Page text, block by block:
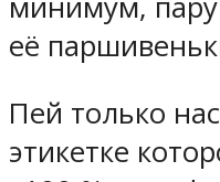
её
Пей только
этикетке